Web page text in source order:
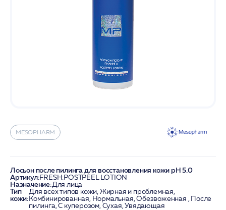
MESOPHARM
Лосьон после пилинга для восстановления кожи pH 5.0
Артикул:FRESH:POSTPEEL LOTION
Назначение:Для лица
Тип
кожи:
Для всех типов кожи, Жирная и проблемная,
Комбинированная, Нормальная, Обезвоженная , После
пилинга, С куперозом, Сухая, Увядающая